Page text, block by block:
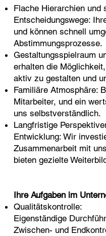
Flache Hierarchien und
Entscheidungswege:
und können schnell
Abstimmungsprozesse.
Gestaltungsspielraum
erhalten die
aktiv zu gestalten und
Familiäre Atmosphäre:
Mitarbeiter, und ein
uns selbstverständlich.
Langfristige
Entwicklung: Wir
Zusammenarbeit mit
bieten gezielte
Ihre Aufgaben im
Qualitätskontrolle:
Eigenständige
Zwischen- und